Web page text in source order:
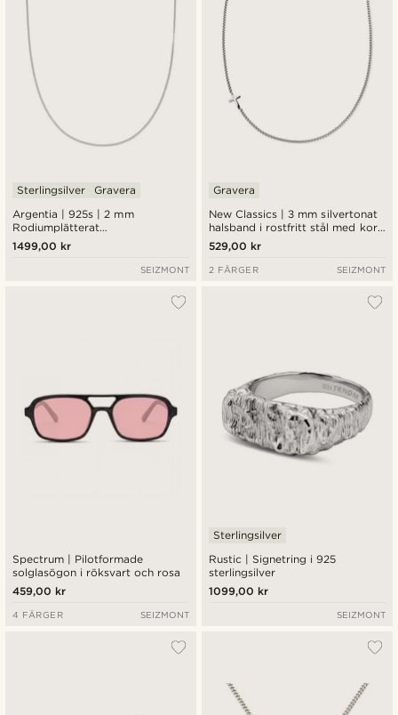
Argentia | 925s | 2 mm
Rodiumplätterat
Kantkedjehalsband i
Sterlingsilver
Sterlingsilver Gravera
1499,00 kr
SEIZMONT
New Classics | 3 mm silvertonat
halsband i rostfritt stål med kors
och rundad boxkedja
Gravera
529,00 kr
2 FÄRGER SEIZMONT
Spectrum | Pilotformade
solglasögon i röksvart och rosa
459,00 kr
4 FÄRGER SEIZMONT
Rustic | Signetring i 925
sterlingsilver
Sterlingsilver
1099,00 kr
SEIZMONT